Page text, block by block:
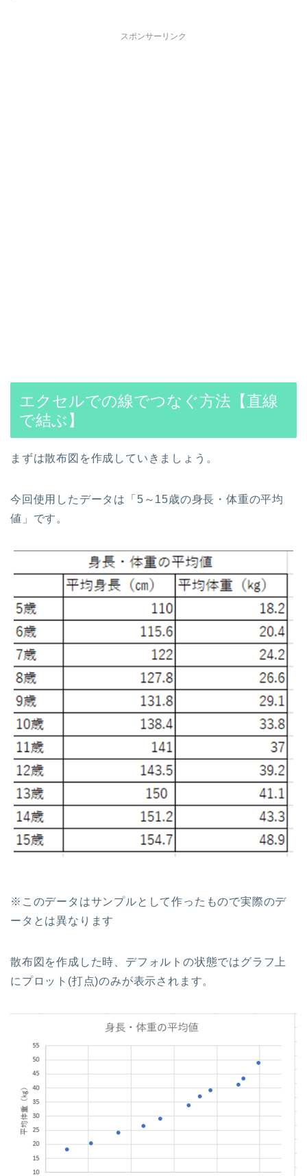
スポンサーリンク
エクセルでの線でつなぐ方法【直線
で結ぶ】
まずは散布図を作成していきましょう。
今回使用したデータは「5～15歳の身長・体重の平均
値」です。
※このデータはサンプルとして作ったもので実際のデ
ータとは異なります
散布図を作成した時、デフォルトの状態ではグラフ上
にプロット(打点)のみが表示されます。